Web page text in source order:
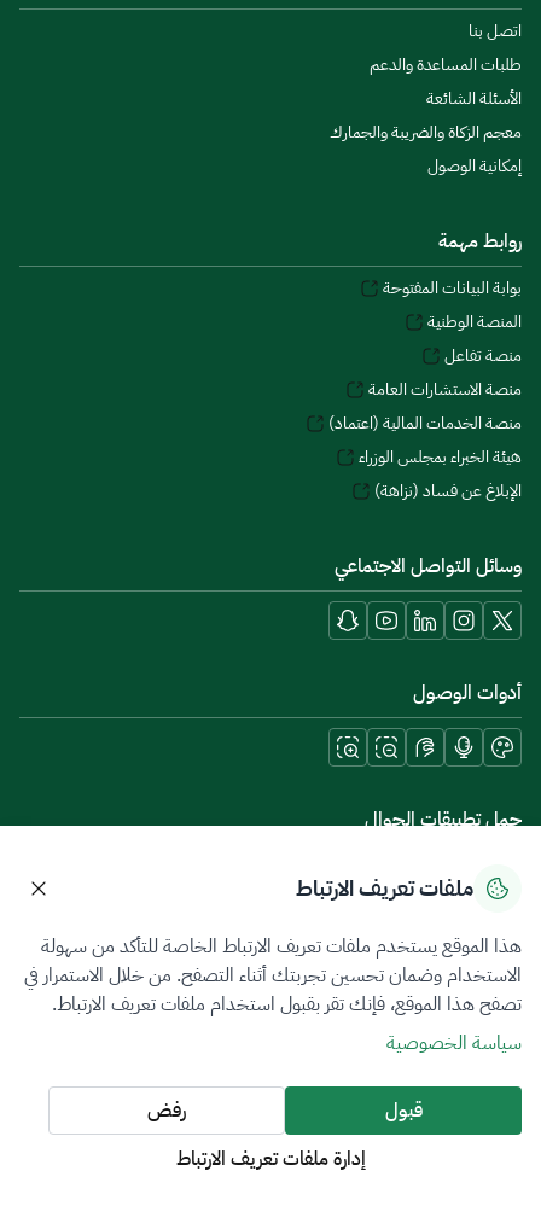
اتصل بنا
طلبات المساعدة والدعم
الأسئلة الشائعة
معجم الزكاة والضريبة والجمارك
إمكانية الوصول
روابط مهمة
بوابة البيانات المفتوحة
المنصة الوطنية
منصة تفاعل
منصة الاستشارات العامة
منصة الخدمات المالية (اعتماد)
هيئة الخبراء بمجلس الوزراء
الإبلاغ عن فساد (نزاهة)
وسائل التواصل الاجتماعي
أدوات الوصول
حمل تطبيقات الجوال
سياسة الخصوصيةشروط الاستخدامخريطة الموقع
جميع الحقوق محفوظة 2026 © ZATCA.GOV.SA
تم تطويره وصيانته بواسطة هيئة الزكاة والضريبة والجمارك
آخر تحديث للموقع في
ملفات تعريف الارتباط
هذا الموقع يستخدم ملفات تعريف الارتباط الخاصة للتأكد من سهولة
الاستخدام وضمان تحسين تجربتك أثناء التصفح. من خلال الاستمرار في
تصفح هذا الموقع، فإنك تقر بقبول استخدام ملفات تعريف الارتباط.
سياسة الخصوصية
قبول
رفض
إدارة ملفات تعريف الارتباط